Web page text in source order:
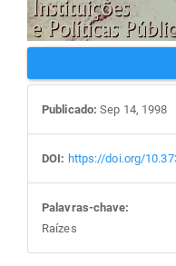
Publicado: Sep 14, 1998
DOI: https://doi.org/
Palavras-chave:
Raízes